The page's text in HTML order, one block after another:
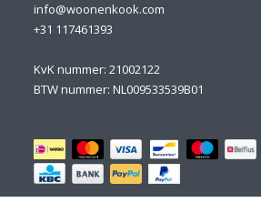
info@woonenkook.com
+31 117461393
KvK nummer: 21002122
BTW nummer: NL009533539B01